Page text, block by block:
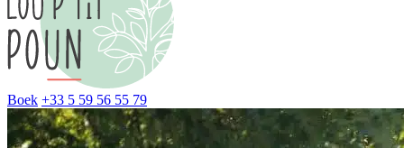
Boek +33 5 59 56 55 79